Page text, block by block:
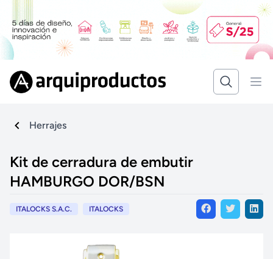
Herrajes
Kit de cerradura de embutir
HAMBURGO DOR/BSN
ITALOCKS S.A.C. ITALOCKS